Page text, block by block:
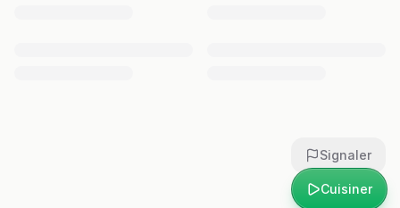
Cuisiner
Signaler